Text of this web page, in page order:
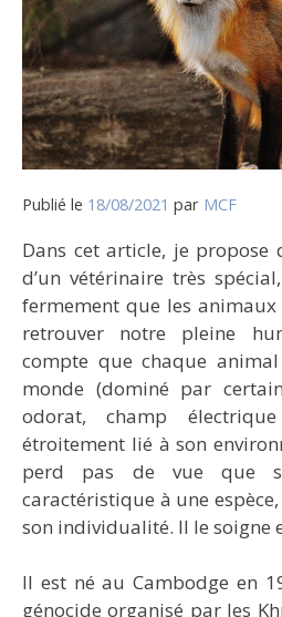
Publié le 18/08/2021 par MCF
Dans cet article, je
d’un vétérinaire très
fermement que les
retrouver notre pleine
compte que chaque
monde (dominé par
odorat, champ
étroitement lié à son
perd pas de vue que
caractéristique à une
son individualité. Il le soigne
Il est né au Cambodge en
génocide organisé par les